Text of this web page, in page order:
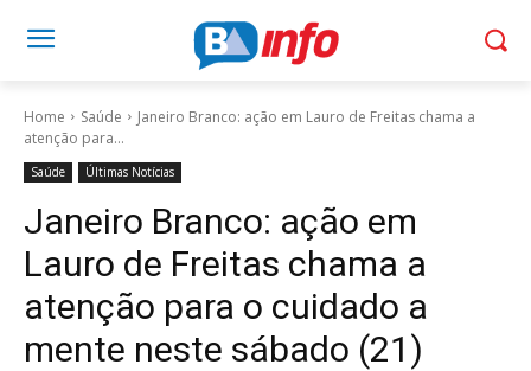
Home Saúde
Janeiro Branco: ação em Lauro de Freitas chama a
atenção para...
Saúde Últimas Notícias
Janeiro Branco: ação em
Lauro de Freitas chama a
atenção para o cuidado a
mente neste sábado (21)